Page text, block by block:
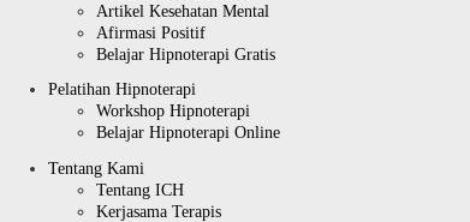
Artikel Kesehatan Mental
Afirmasi Positif
Belajar Hipnoterapi Gratis
Pelatihan Hipnoterapi
Workshop Hipnoterapi
Belajar Hipnoterapi Online
Tentang Kami
Tentang ICH
Kerjasama Terapis